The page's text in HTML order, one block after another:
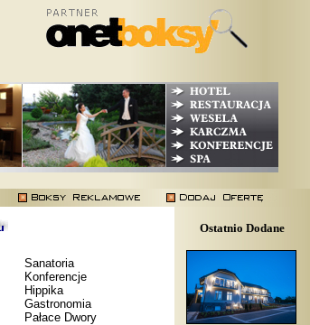
Sanatoria
Konferencje
Hippika
Gastronomia
Pałace Dwory
Ostatnio Dodane